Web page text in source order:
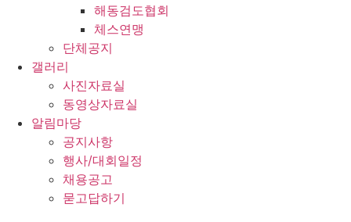
해동검도협회
체스연맹
단체공지
갤러리
사진자료실
동영상자료실
알림마당
공지사항
행사/대회일정
채용공고
묻고답하기